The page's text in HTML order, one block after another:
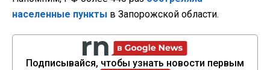
населенные пункты в Запорожской области.
Подписывайся, чтобы узнать новости первым